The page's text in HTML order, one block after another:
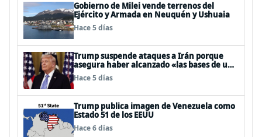
Gobierno de Milei vende terrenos del
Ejército y Armada en Neuquén y Ushuaia
Hace 5 días
Trump suspende ataques a Irán porque
asegura haber alcanzado «las bases de un
acuerdo»
Hace 5 días
Trump publica imagen de Venezuela como
Estado 51 de los EEUU
Hace 6 días